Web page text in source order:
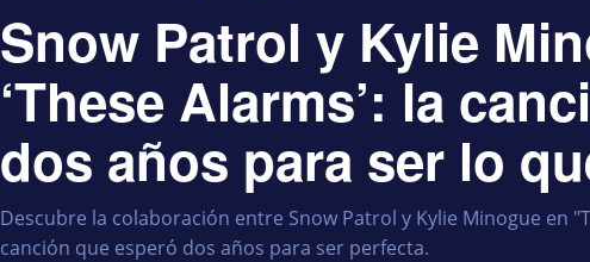
Snow Patrol y Kylie
‘These Alarms’: la
dos años para ser lo
Descubre la colaboración entre Snow Patrol y Kylie Minogue en
canción que esperó dos años para ser perfecta.